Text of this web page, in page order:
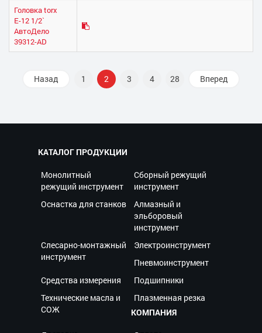
Головка torx
Е-12 1/2`
АвтоДело
39312-AD
Назад 1 2 3 4 28 Вперед
КАТАЛОГ ПРОДУКЦИИ
Монолитный
режущий инструмент
Сборный режущий
инструмент
Оснастка для станков
Алмазный и
эльборовый
инструмент
Слесарно-монтажный
инструмент
Электроинструмент
Пневмоинструмент
Средства измерения
Подшипники
Технические масла и
СОЖ
Плазменная резка
КОМПАНИЯ